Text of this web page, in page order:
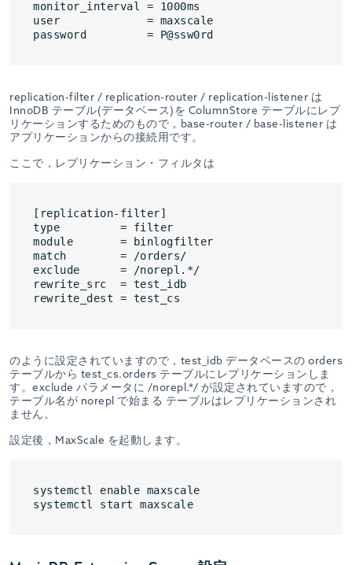
monitor_interval = 1000ms
user             = maxscale
replication-filter / replication-router / replication-listener は
InnoDB テーブル(データベース)を ColumnStore テーブルにレプ
リケーションするためのもので，base-router / base-listener は
アプリケーションからの接続用です。
ここで，レプリケーション・フィルタは
[replication-filter]
type         = filter
module       = binlogfilter
match        = /orders/
exclude      = /norepl.*/
rewrite_src  = test_idb
のように設定されていますので，test_idb データベースの orders
テーブルから test_cs.orders テーブルにレプリケーションしま
す。exclude パラメータに /norepl.*/ が設定されていますので，
テーブル名が norepl で始まる テーブルはレプリケーションされ
ません。
設定後，MaxScale を起動します。
systemctl enable maxscale